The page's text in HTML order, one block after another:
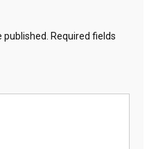
Required fields